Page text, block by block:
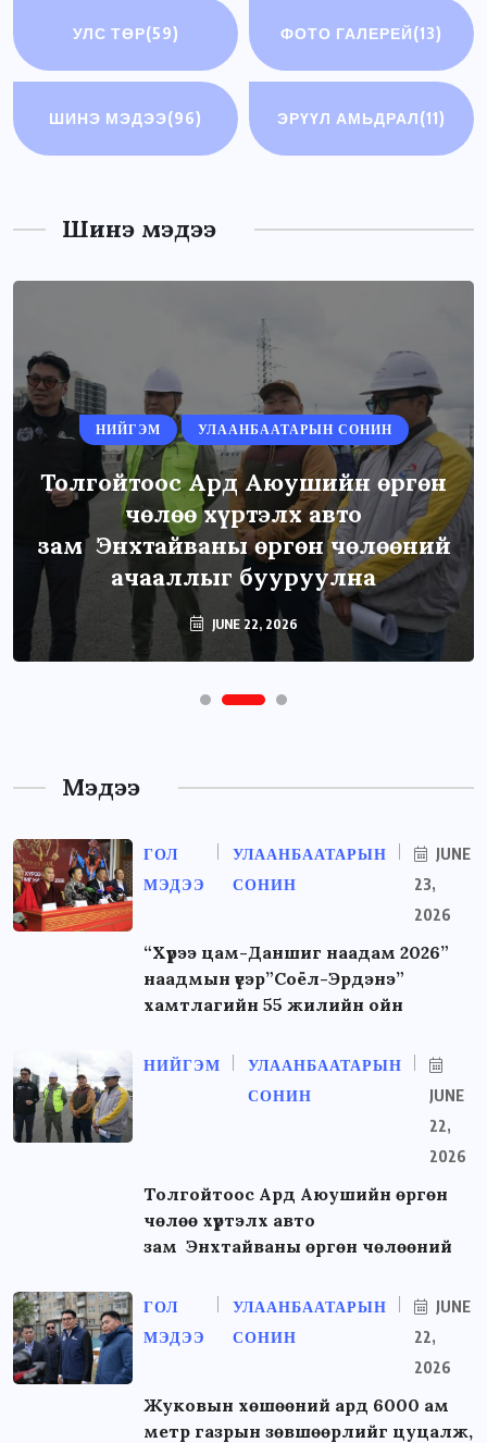
УЛС ТӨР(59) ФОТО ГАЛЕРЕЙ(13)
ШИНЭ МЭДЭЭ(96) ЭРҮҮЛ АМЬДРАЛ(11)
Шинэ мэдээ
НИЙГЭМ УЛААНБААТАРЫН СОНИН
Толгойтоос Ард Аюушийн өргөн
чөлөө хүртэлх авто
зам Энхтайваны өргөн чөлөөний
ачааллыг бууруулна
JUNE 22, 2026
Мэдээ
ГОЛ
МЭДЭЭ
УЛААНБААТАРЫН
СОНИН
JUNE
23,
2026
“Хүрээ цам-Даншиг наадам 2026”
наадмын үеэр”Соёл-Эрдэнэ”
хамтлагийн 55 жилийн ойн
НИЙГЭМ
УЛААНБААТАРЫН
СОНИН
JUNE
22,
2026
Толгойтоос Ард Аюушийн өргөн
чөлөө хүртэлх авто
зам Энхтайваны өргөн чөлөөний
ГОЛ
МЭДЭЭ
УЛААНБААТАРЫН
СОНИН
JUNE
22,
2026
Жуковын хөшөөний ард 6000 ам
метр газрын зөвшөөрлийг цуцалж,